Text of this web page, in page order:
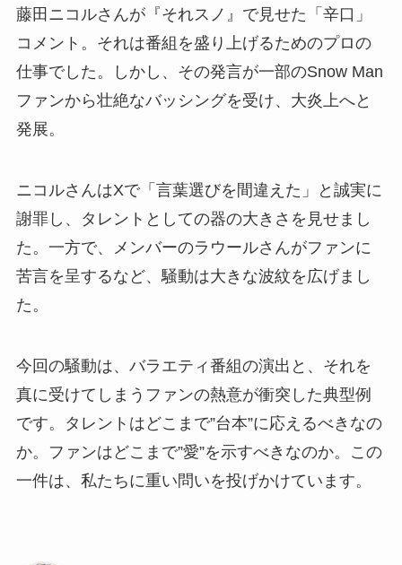
藤田ニコルさんが『それスノ』で見せた「辛口」
コメント。それは番組を盛り上げるためのプロの
仕事でした。しかし、その発言が一部のSnow Man
ファンから壮絶なバッシングを受け、大炎上へと
発展。
ニコルさんはXで「言葉選びを間違えた」と誠実に
謝罪し、タレントとしての器の大きさを見せまし
た。一方で、メンバーのラウールさんがファンに
苦言を呈するなど、騒動は大きな波紋を広げまし
た。
今回の騒動は、バラエティ番組の演出と、それを
真に受けてしまうファンの熱意が衝突した典型例
です。タレントはどこまで”台本”に応えるべきなの
か。ファンはどこまで”愛”を示すべきなのか。この
一件は、私たちに重い問いを投げかけています。